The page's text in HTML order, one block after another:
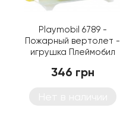
Playmobil 6789 -
Пожарный вертолет -
игрушка Плеймобил
346 грн